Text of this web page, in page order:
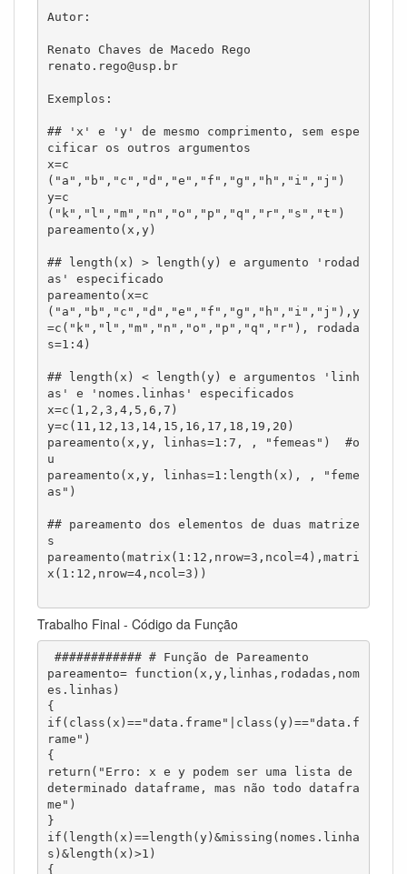
Autor:
Renato Chaves de Macedo Rego
renato.rego@usp.br
Exemplos:
## 'x' e 'y' de mesmo comprimento, sem espe
cificar os outros argumentos
x=c
("a","b","c","d","e","f","g","h","i","j")
y=c
("k","l","m","n","o","p","q","r","s","t")
pareamento(x,y)
## length(x) > length(y) e argumento 'rodad
as' especificado
pareamento(x=c
("a","b","c","d","e","f","g","h","i","j"),y
=c("k","l","m","n","o","p","q","r"), rodada
s=1:4)
## length(x) < length(y) e argumentos 'linh
as' e 'nomes.linhas' especificados
x=c(1,2,3,4,5,6,7)
y=c(11,12,13,14,15,16,17,18,19,20)
pareamento(x,y, linhas=1:7, , "femeas")  #o
u
pareamento(x,y, linhas=1:length(x), , "feme
as")
## pareamento dos elementos de duas matrize
s
pareamento(matrix(1:12,nrow=3,ncol=4),matri
x(1:12,nrow=4,ncol=3))
Trabalho Final - Código da Função
pareamento= function(x,y,linhas,rodadas,nom
es.linhas)
{
if(class(x)=="data.frame"|class(y)=="data.f
rame")
{
return("Erro: x e y podem ser uma lista de
determinado dataframe, mas não todo datafra
me")
}
if(length(x)==length(y)&missing(nomes.linha
s)&length(x)>1)
{